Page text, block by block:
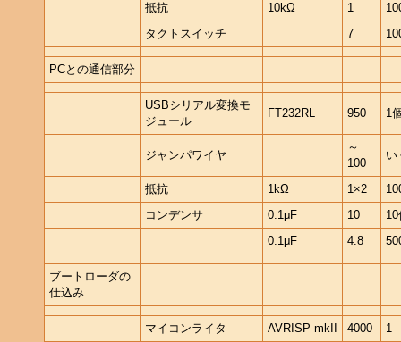
抵抗 10kΩ 1
タクトスイッチ
7
PCとの通信部分
USBシリアル変換モ
ジュール
FT232RL 950 1
ジャンパワイヤ
～
100
い
抵抗 1kΩ 1×2
コンデンサ
0.1μF 10
10
0.1μF
4.8
ブートローダの
仕込み
マイコンライタ AVRISP mkII 4000 1